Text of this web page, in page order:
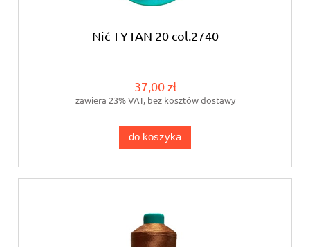
Nić TYTAN 20 col.2740
37,00 zł
zawiera 23% VAT, bez kosztów dostawy
do koszyka